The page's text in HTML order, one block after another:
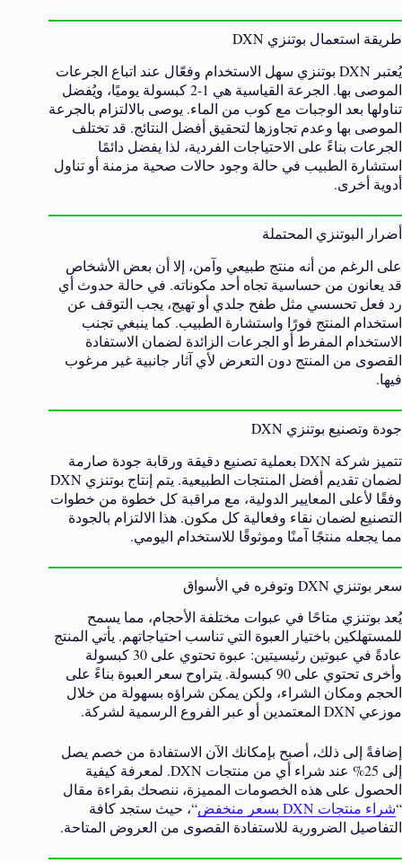
طريقة استعمال بوتنزي DXN
يُعتبر DXN بوتنزي سهل الاستخدام وفعّال عند اتباع الجرعات
الموصى بها. الجرعة القياسية هي 1-2 كبسولة يوميًا، ويُفضل
تناولها بعد الوجبات مع كوب من الماء. يوصى بالالتزام بالجرعة
الموصى بها وعدم تجاوزها لتحقيق أفضل النتائج. قد تختلف
الجرعات بناءً على الاحتياجات الفردية، لذا يفضل دائمًا
استشارة الطبيب في حالة وجود حالات صحية مزمنة أو تناول
أدوية أخرى.
أضرار البوتنزي المحتملة
على الرغم من أنه منتج طبيعي وآمن، إلا أن بعض الأشخاص
قد يعانون من حساسية تجاه أحد مكوناته. في حالة حدوث أي
رد فعل تحسسي مثل طفح جلدي أو تهيج، يجب التوقف عن
استخدام المنتج فورًا واستشارة الطبيب. كما ينبغي تجنب
الاستخدام المفرط أو الجرعات الزائدة لضمان الاستفادة
القصوى من المنتج دون التعرض لأي آثار جانبية غير مرغوب
فيها.
جودة وتصنيع بوتنزي DXN
تتميز شركة DXN بعملية تصنيع دقيقة ورقابة جودة صارمة
لضمان تقديم أفضل المنتجات الطبيعية. يتم إنتاج بوتنزي DXN
وفقًا لأعلى المعايير الدولية، مع مراقبة كل خطوة من خطوات
التصنيع لضمان نقاء وفعالية كل مكون. هذا الالتزام بالجودة
مما يجعله منتجًا آمنًا وموثوقًا للاستخدام اليومي.
سعر بوتنزي DXN وتوفره في الأسواق
يُعد بوتنزي متاحًا في عبوات مختلفة الأحجام، مما يسمح
للمستهلكين باختيار العبوة التي تناسب احتياجاتهم. يأتي المنتج
عادةً في عبوتين رئيسيتين: عبوة تحتوي على 30 كبسولة
وأخرى تحتوي على 90 كبسولة. يتراوح سعر العبوة بناءً على
الحجم ومكان الشراء، ولكن يمكن شراؤه بسهولة من خلال
موزعي DXN المعتمدين أو عبر الفروع الرسمية لشركة.
إضافةً إلى ذلك، أصبح بإمكانك الآن الاستفادة من خصم يصل
إلى 25% عند شراء أي من منتجات DXN. لمعرفة كيفية
الحصول على هذه الخصومات المميزة، ننصحك بقراءة مقال
“شراء منتجات DXN بسعر منخفض
“، حيث ستجد كافة
التفاصيل الضرورية للاستفادة القصوى من العروض المتاحة.